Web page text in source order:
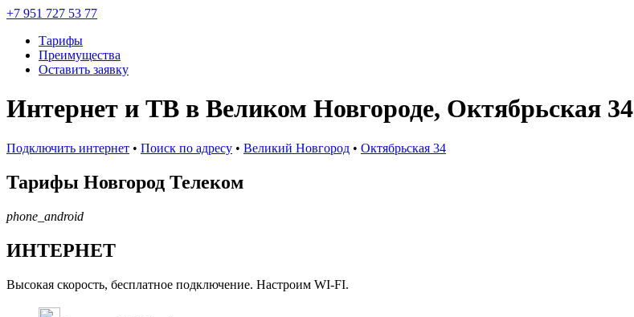
+7 951 727 53 77
Тарифы
Преимущества
Оставить заявку
Интернет и ТВ в Великом Новгороде, Октябрьская 34
Подключить интернет • Поиск по адресу • Великий Новгород • Октябрьская 34
Тарифы Новгород Телеком
phone_android
ИНТЕРНЕТ
Высокая скорость, бесплатное подключение. Настроим WI-FI.